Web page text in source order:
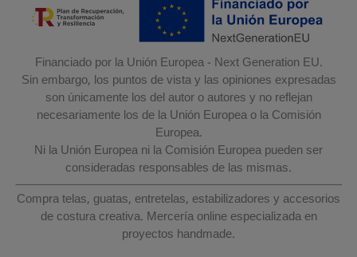
Financiado por la Unión Europea - Next Generation EU.
Sin embargo, los puntos de vista y las opiniones expresadas
son únicamente los del autor o autores y no reflejan
necesariamente los de la Unión Europea o la Comisión
Europea.
Ni la Unión Europea ni la Comisión Europea pueden ser
consideradas responsables de las mismas.
Compra telas, guatas, entretelas, estabilizadores y accesorios
de costura creativa. Mercería online especializada en
proyectos handmade.